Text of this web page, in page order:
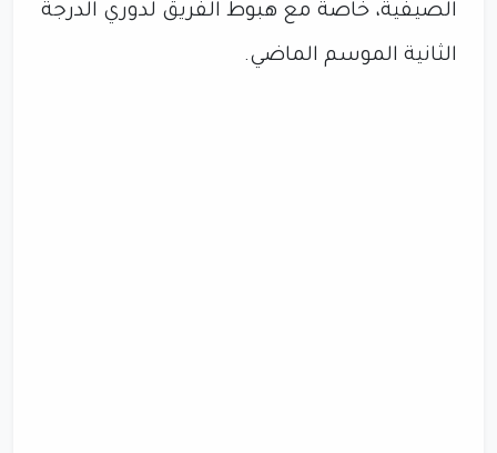
الصيفية، خاصة مع هبوط الفريق لدوري الدرجة
الثانية الموسم الماضي.